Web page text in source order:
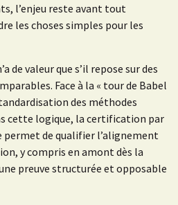
l’enjeu reste avant tout
les choses simples pour les
de valeur que s’il repose sur des
Face à la « tour de Babel
des méthodes
cette logique, la certification par
permet de qualifier l’alignement
y compris en amont dès la
preuve structurée et opposable